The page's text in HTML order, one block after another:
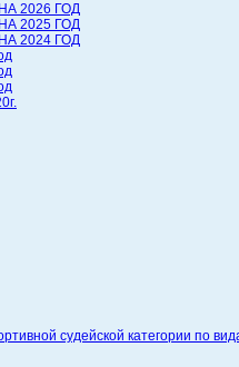
2026 ГОД
2025 ГОД
2024 ГОД
судейской категории по